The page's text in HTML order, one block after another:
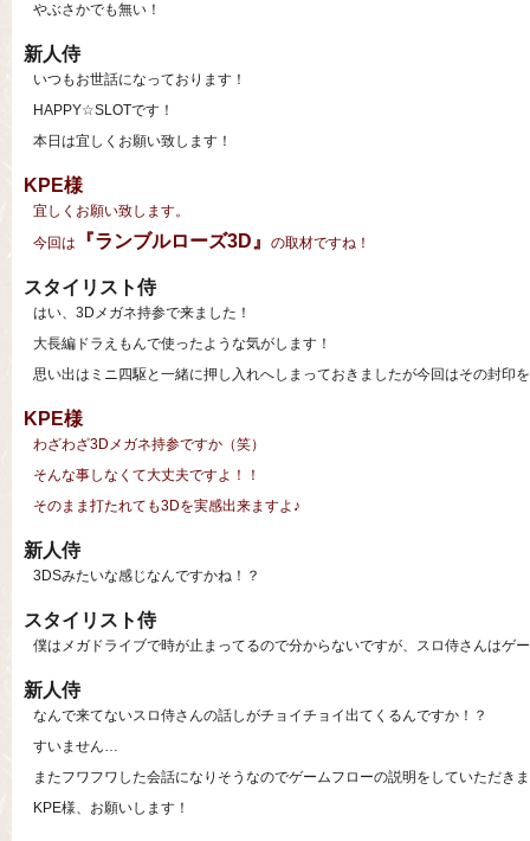
やぶさかでも無い！
新人侍
いつもお世話になっております！
HAPPY☆SLOTです！
本日は宜しくお願い致します！
KPE様
宜しくお願い致します。
今回は
『ランブルローズ3D』 の取材ですね！
スタイリスト侍
はい、3Dメガネ持参で来ました！
大長編ドラえもんで使ったような気がします！
思い出はミニ四駆と一緒に押し入れへしまっておきましたが今回はその封印
KPE様
わざわざ3Dメガネ持参ですか（笑）
そんな事しなくて大丈夫ですよ！！
そのまま打たれても3Dを実感出来ますよ♪
新人侍
3DSみたいな感じなんですかね！？
スタイリスト侍
僕はメガドライブで時が止まってるので分からないですが、スロ侍さんはゲ
新人侍
なんで来てないスロ侍さんの話しがチョイチョイ出てくるんですか！？
すいません…
またフワフワした会話になりそうなのでゲームフローの説明をしていただき
KPE様、お願いします！